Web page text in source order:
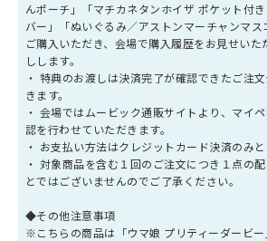
んポーチ」「マチカネタンホイザ ポケット付
バー」「ぬいぐるみ／アストンマーチャンマス
ご購入いただき、会場で購入履歴をお見せいた
しします。
・ 特典のお渡しは決済完了が確認できたご注
きます。
・ 会場ではムービック通販サイトより、マイ
認を行わせていただきます。
・ お支払い方法はクレジットカード決済のみと
・ 対象商品を含む１回のご注文につき１点の
とではございませんのでご了承ください。
◆その他注意事項
※こちらの商品は「ウマ娘 プリティーダービ